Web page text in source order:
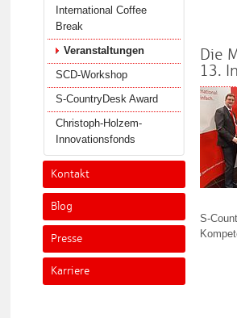
Die
13.
S-
International Coffee
Break
Veranstaltungen
SCD-Workshop
S-CountryDesk Award
Christoph-Holzem-
Innovationsfonds
Kontakt
Blog
Presse
Karriere